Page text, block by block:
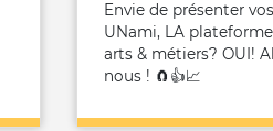
Envie de présenter
UNami, LA
arts & métiers? OUI!
nous ! 🧲👍📈